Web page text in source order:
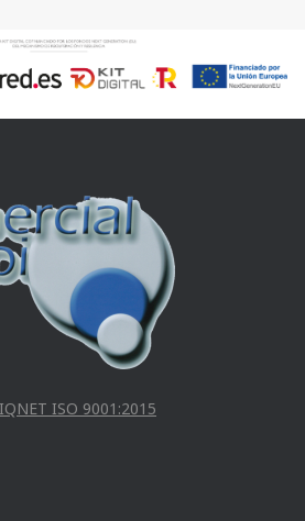
IQNET ISO 9001:2015